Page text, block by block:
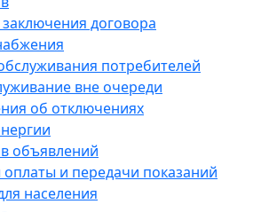
договора
потребителей
вне очереди
об отключениях
объявлений
и передачи показаний
населения